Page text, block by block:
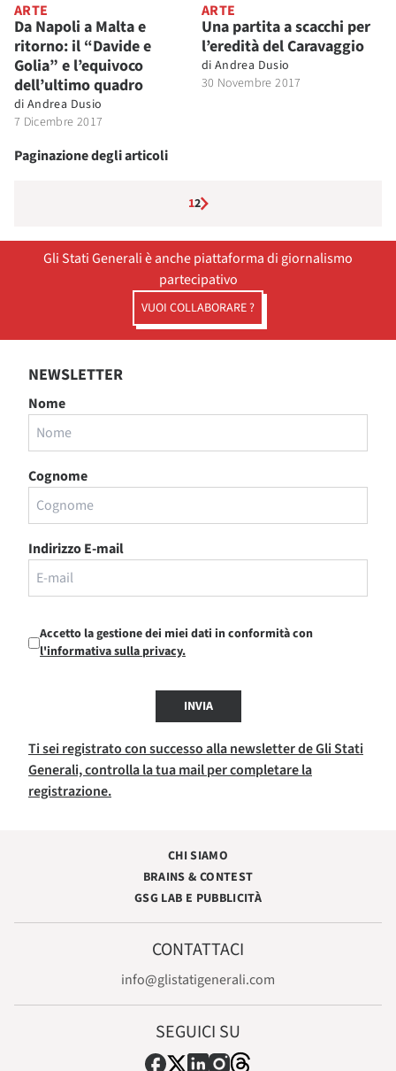
ARTE
Da Napoli a Malta e
ritorno: il “Davide e
Golia” e l’equivoco
dell’ultimo quadro
di Andrea Dusio
7 Dicembre 2017
ARTE
Una partita a scacchi per
l’eredità del Caravaggio
di Andrea Dusio
30 Novembre 2017
Paginazione degli articoli
12
Gli Stati Generali è anche piattaforma di giornalismo
partecipativo
VUOI COLLABORARE ?
NEWSLETTER
Nome
Cognome
Indirizzo E-mail
Accetto la gestione dei miei dati in conformità con
l'informativa sulla privacy.
INVIA
Ti sei registrato con successo alla newsletter de Gli Stati
Generali, controlla la tua mail per completare la
registrazione.
CHI SIAMO
BRAINS & CONTEST
GSG LAB E PUBBLICITÀ
CONTATTACI
info@glistatigenerali.com
SEGUICI SU